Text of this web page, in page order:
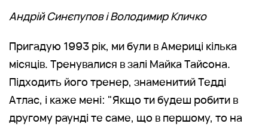
Андрій Синєпупов і Володимир Кличко
Пригадую 1993 рік, ми були в Америці кілька
місяців. Тренувалися в залі Майка Тайсона.
Підходить його тренер, знаменитий Тедді
Атлас, і каже мені: "Якщо ти будеш робити в
другому раунді те саме, що в першому, то на